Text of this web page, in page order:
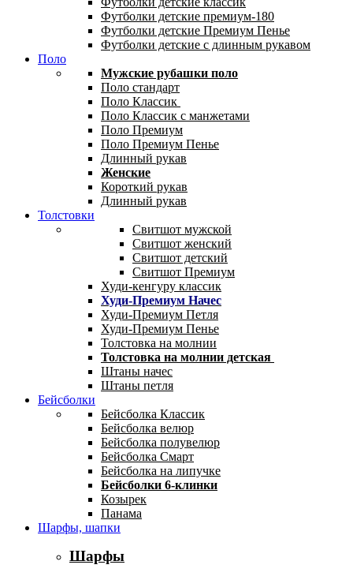
Футболки детские премиум-180
Футболки детские Премиум Пенье
Футболки детские с длинным рукавом
Поло
Мужские рубашки поло
Поло стандарт
Поло Классик
Поло Классик с манжетами
Поло Премиум
Поло Премиум Пенье
Длинный рукав
Женские
Короткий рукав
Длинный рукав
Толстовки
Свитшот мужской
Свитшот женский
Свитшот детский
Свитшот Премиум
Худи-кенгуру классик
Худи-Премиум Начес
Худи-Премиум Петля
Худи-Премиум Пенье
Толстовка на молнии
Толстовка на молнии детская
Штаны начес
Штаны петля
Бейсболки
Бейсболка Классик
Бейсболка велюр
Бейсболка полувелюр
Бейсболка Смарт
Бейсболка на липучке
Бейсболки 6-клинки
Козырек
Панама
Шарфы, шапки
Шарфы